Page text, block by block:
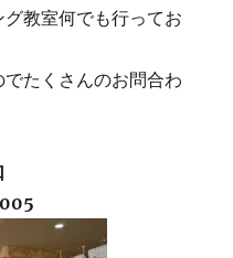
教室何でも行ってお
たくさんのお問合わ